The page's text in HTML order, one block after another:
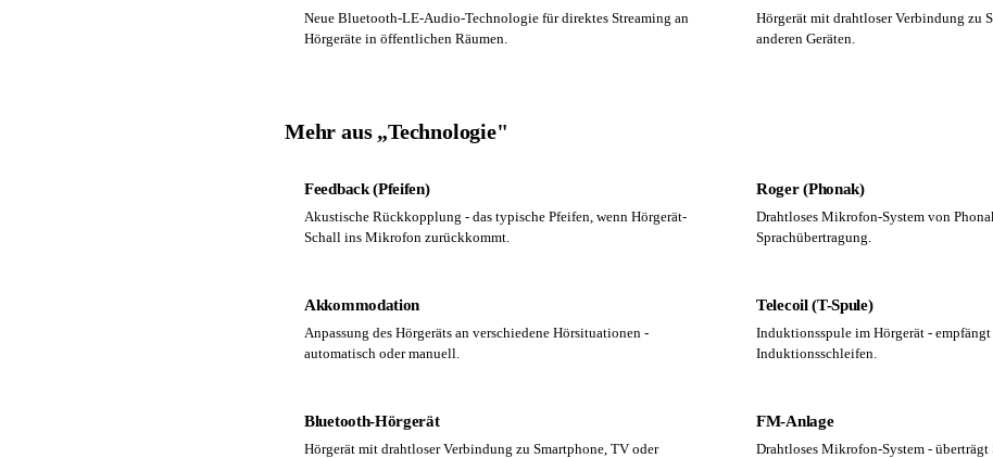
Neue Bluetooth-LE-Audio-Technologie für direktes Streaming an
Hörgeräte in öffentlichen Räumen.
Hörgerät mit drahtloser Verbindung zu
anderen Geräten.
Mehr aus „Technologie"
Feedback (Pfeifen)
Akustische Rückkopplung - das typische Pfeifen, wenn Hörgerät-
Schall ins Mikrofon zurückkommt.
Roger (Phonak)
Drahtloses Mikrofon-System von
Sprachübertragung.
Akkommodation
Anpassung des Hörgeräts an verschiedene Hörsituationen -
automatisch oder manuell.
Telecoil (T-Spule)
Induktionsspule im Hörgerät -
Induktionsschleifen.
Bluetooth-Hörgerät
Hörgerät mit drahtloser Verbindung zu Smartphone, TV oder
FM-Anlage
Drahtloses Mikrofon-System -